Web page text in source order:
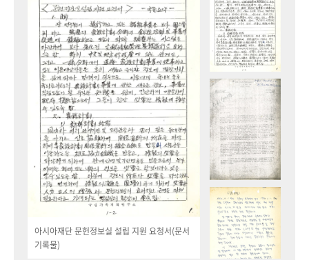
아시아재단 문헌정보실 설립 지원 요청서(문서
기록물)